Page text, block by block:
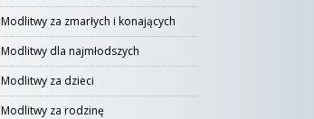
Modlitwy za zmarłych i konających
Modlitwy dla najmłodszych
Modlitwy za dzieci
Modlitwy za rodzinę